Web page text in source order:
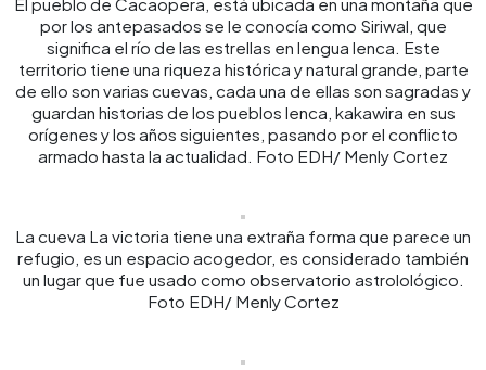
por los antepasados se le conocía como Siriwal, que
significa el río de las estrellas en lengua lenca. Este
territorio tiene una riqueza histórica y natural grande, parte
de ello son varias cuevas, cada una de ellas son sagradas y
guardan historias de los pueblos lenca, kakawira en sus
orígenes y los años siguientes, pasando por el conflicto
armado hasta la actualidad. Foto EDH/ Menly Cortez
La cueva La victoria tiene una extraña forma que parece un
refugio, es un espacio acogedor, es considerado también
un lugar que fue usado como observatorio astrolológico.
Foto EDH/ Menly Cortez